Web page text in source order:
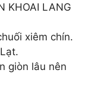
KHOAI LANG
xiêm chín.
giòn lâu nên